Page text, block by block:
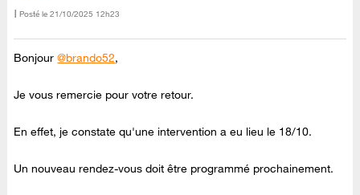
Posté le ‎21/10/2025 12h23
Bonjour@brando52,
Je vous remercie pour votre retour.
En effet, je constate qu'une intervention a eu lieu le 18/10.
Un nouveau rendez-vous doit être programmé prochainement.